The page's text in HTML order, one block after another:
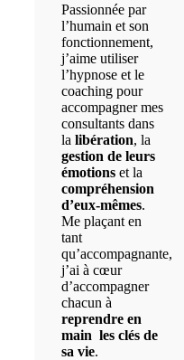
Passionnée par
l’humain et son
fonctionnement,
j’aime utiliser
l’hypnose et le
coaching pour
accompagner mes
consultants dans
la libération, la
gestion de leurs
émotions et la
compréhension
d’eux-mêmes.
Me plaçant en
tant
qu’accompagnante,
j’ai à cœur
d’accompagner
chacun à
reprendre en
main les clés de
sa vie.